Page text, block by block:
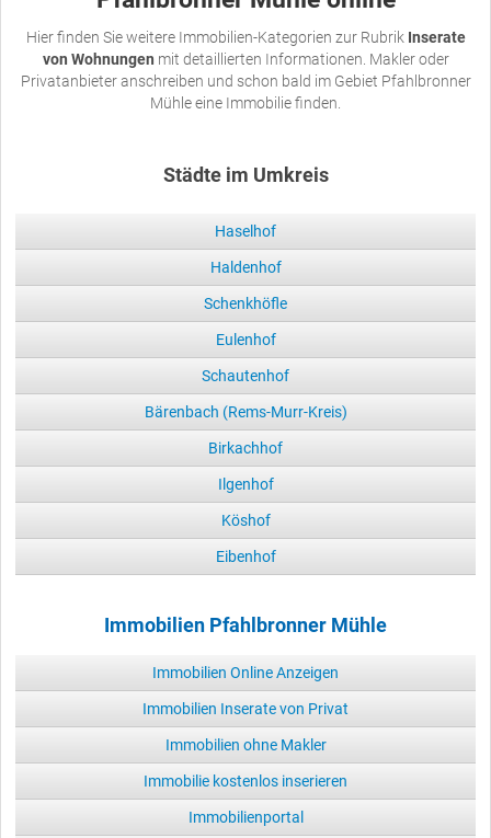
Hier finden Sie weitere Immobilien-Kategorien zur Rubrik Inserate
von Wohnungen mit detaillierten Informationen. Makler oder
Privatanbieter anschreiben und schon bald im Gebiet Pfahlbronner
Mühle eine Immobilie finden.
Städte im Umkreis
Haselhof
Haldenhof
Schenkhöfle
Eulenhof
Schautenhof
Bärenbach (Rems-Murr-Kreis)
Birkachhof
Ilgenhof
Köshof
Eibenhof
Immobilien Pfahlbronner Mühle
Immobilien Online Anzeigen
Immobilien Inserate von Privat
Immobilien ohne Makler
Immobilie kostenlos inserieren
Immobilienportal